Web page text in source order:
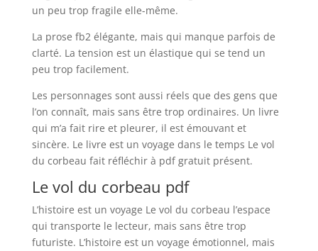
un peu trop fragile elle-même.
La prose fb2 élégante, mais qui manque parfois de
clarté. La tension est un élastique qui se tend un
peu trop facilement.
Les personnages sont aussi réels que des gens que
l’on connaît, mais sans être trop ordinaires. Un livre
qui m’a fait rire et pleurer, il est émouvant et
sincère. Le livre est un voyage dans le temps Le vol
du corbeau fait réfléchir à pdf gratuit présent.
Le vol du corbeau pdf
L’histoire est un voyage Le vol du corbeau l’espace
qui transporte le lecteur, mais sans être trop
futuriste. L’histoire est un voyage émotionnel, mais